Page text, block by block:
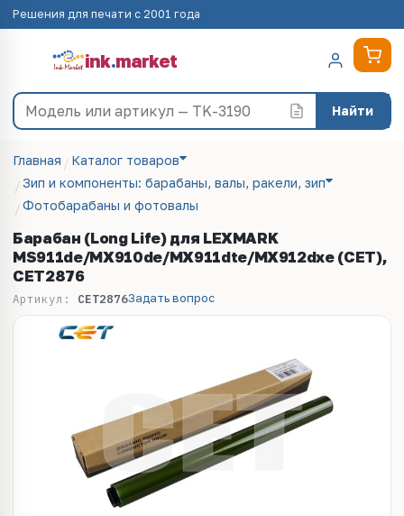
Решения для печати с 2001 года
ink.market
Найти
Главная
Каталог товаров
Зип и компоненты: барабаны, валы, ракели, зип
Фотобарабаны и фотовалы
Барабан (Long Life) для LEXMARK
MS911de/MX910de/MX911dte/MX912dxe (CET),
CET2876
Артикул: CET2876Задать вопрос